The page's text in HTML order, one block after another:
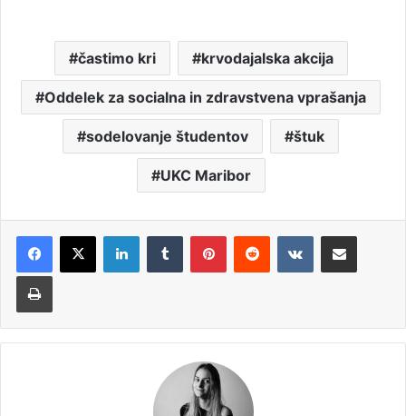
častimo kri krvodajalska akcija
Oddelek za socialna in zdravstvena vprašanja
sodelovanje študentov štuk
UKC Maribor